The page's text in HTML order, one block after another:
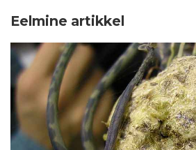
Eelmine artikkel